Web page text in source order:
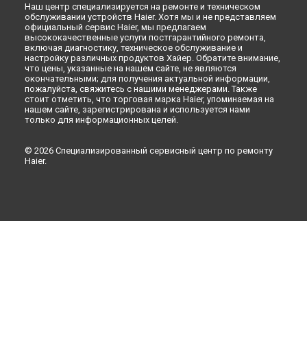
Наш центр специализируется на ремонте и техническом
обслуживании устройств Haier. Хотя мы и не представляем
официальный сервис Haier, мы предлагаем
высококачественные услуги постгарантийного ремонта,
включая диагностику, техническое обслуживание и
настройку различных продуктов Хайер. Обратите внимание,
что цены, указанные на нашем сайте, не являются
окончательными; для получения актуальной информации,
пожалуйста, свяжитесь с нашими менеджерами. Также
стоит отметить, что торговая марка Haier, упоминаемая на
нашем сайте, зарегистрирована и используется нами
только для информационных целей.
© 2026 Специализированный сервисный центр по ремонту
Haier.